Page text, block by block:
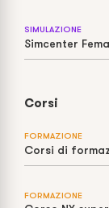
SIMULAZIONE
Simcenter
Corsi
FORMAZIONE
Corsi di
FORMAZIONE